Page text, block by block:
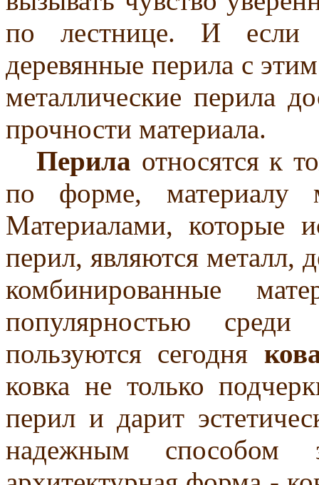
по лестнице. И если
деревянные перила с
металлические перила
прочности материала.
Перила относятся к
по форме, материалу
Материалами, которые
перил, являются металл,
комбинированные
популярностью
пользуются сегодня
ковка не только
перил и дарит
надежным